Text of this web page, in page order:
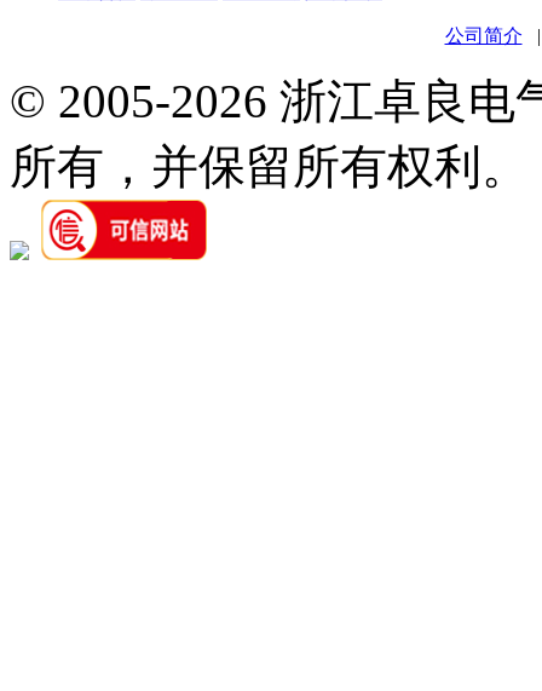
公司简介
© 2005-2026 浙江卓良
所有，并保留所有权利。